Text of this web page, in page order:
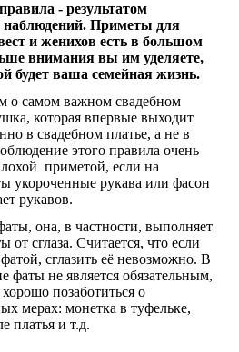
- результатом
наблюдений. Приметы для
и женихов есть в большом
внимания вы им уделяете,
будет ваша семейная жизнь.
о самом важном свадебном
которая впервые выходит
в свадебном платье, а не в
этого правила очень
приметой, если на
укороченные рукава или фасон
рукавов.
она, в частности, выполняет
сглаза. Считается, что если
сглазить её невозможно. В
фаты не является обязательным,
позаботиться о
мерах: монетка в туфельке,
платья и т.д.